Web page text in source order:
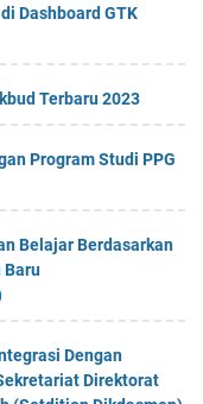
Dashboard GTK
Terbaru 2023
Program Studi PPG
Belajar Berdasarkan
Baru
Dengan
Direktorat